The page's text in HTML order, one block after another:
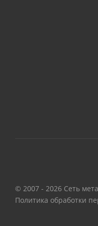
© 2007 - 2026 Сеть
Политика обработки